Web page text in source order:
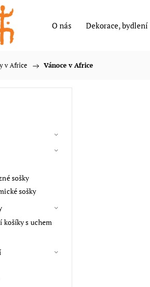
O nás Dekorace, bydlení
v Africe / Vánoce v Africe
sošky
sošky
košíky s uchem